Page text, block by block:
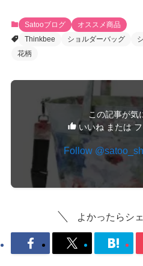
Satooブログ
オススメ商品
Thinkbee
ショルダーバッグ
花柄
この記事が気
いいね または
よかったらシ